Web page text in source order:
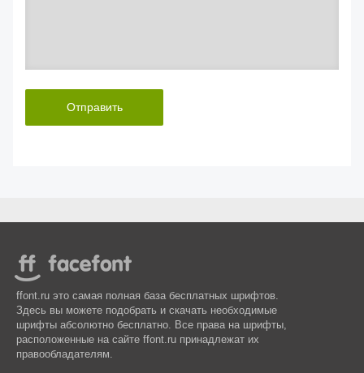
Отправить
ffont.ru это самая полная база бесплатных шрифтов.
Здесь вы можете подобрать и скачать необходимые
шрифты абсолютно бесплатно. Все права на шрифты,
расположенные на сайте ffont.ru принадлежат их
правообладателям.